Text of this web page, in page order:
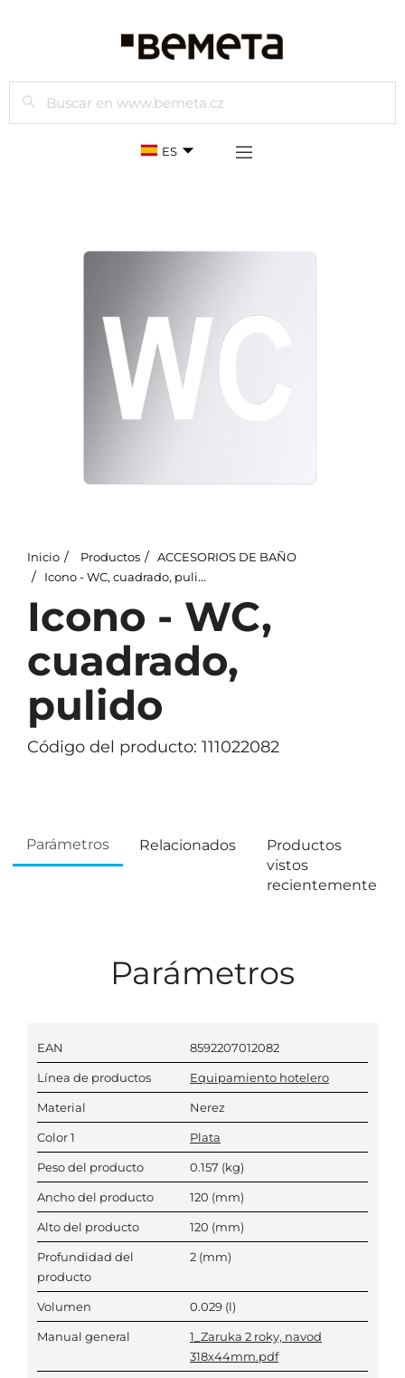
Buscar
ES
Inicio Productos
ACCESORIOS DE BAÑO
Icono - WC, cuadrado, pulido
Icono - WC,
cuadrado,
pulido
Código del producto: 111022082
Parámetros Relacionados
Productos
vistos
recientemente
Parámetros
EAN 8592207012082
Línea de productos Equipamiento hotelero
Material Nerez
Color 1 Plata
Peso del producto 0.157 (kg)
Ancho del producto 120 (mm)
Alto del producto 120 (mm)
Profundidad del
producto
2 (mm)
Volumen 0.029 (l)
Manual general
1_Zaruka 2 roky, navod
318x44mm.pdf